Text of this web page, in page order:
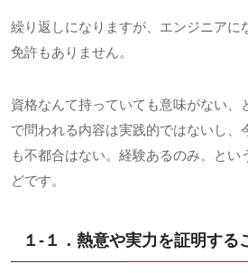
繰り返しになりますが、エンジニアに
免許もありません。
資格なんて持っていても意味がない、
で問われる内容は実践的ではないし、
も不都合はない。経験あるのみ。とい
どです。
１-１．熱意や実力を証明する